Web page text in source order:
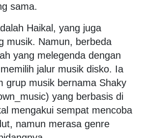
sama.
Haikal, yang juga
musik. Namun, berbeda
yang melegenda dengan
jalur musik disko. Ia
grup musik bernama Shaky
yang berbasis di
mengakui sempat mencoba
namun merasa genre